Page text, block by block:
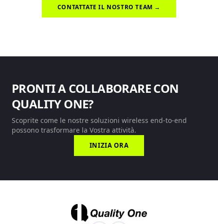
CONTATTATE IL NOSTRO TEAM →
PRONTI A COLLABORARE CON
QUALITY ONE?
Scoprite come le nostre soluzioni wireless end-to-end
possono trasformare la Vostra attività.
INIZIA ORA